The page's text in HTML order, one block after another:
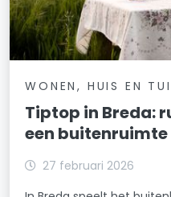
WONEN, HUIS EN
Tiptop in Breda:
een
27 februari 2026